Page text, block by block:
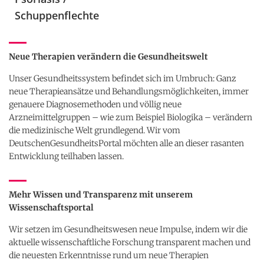
Schuppenflechte
Neue Therapien verändern die Gesundheitswelt
Unser Gesundheitssystem befindet sich im Umbruch: Ganz
neue Therapieansätze und Behandlungsmöglichkeiten, immer
genauere Diagnosemethoden und völlig neue
Arzneimittelgruppen – wie zum Beispiel Biologika – verändern
die medizinische Welt grundlegend. Wir vom
DeutschenGesundheitsPortal möchten alle an dieser rasanten
Entwicklung teilhaben lassen.
Mehr Wissen und Transparenz mit unserem
Wissenschaftsportal
Wir setzen im Gesundheitswesen neue Impulse, indem wir die
aktuelle wissenschaftliche Forschung transparent machen und
die neuesten Erkenntnisse rund um neue Therapien